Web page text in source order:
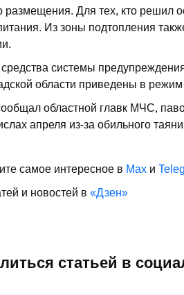
размещения. Для тех, кто решил
Из зоны подтопления
системы
области приведены в
областной главк МЧС,
апреля из-за обильного
самое интересное в Max и
и новостей в «Дзен»
статьей в